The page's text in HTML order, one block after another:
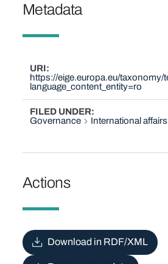
Metadata
URI
https://eige.europa.eu/taxonomy/
language_content_entity=ro
FILED UNDER
Governance
International affairs
Actions
Download in RDF/XML